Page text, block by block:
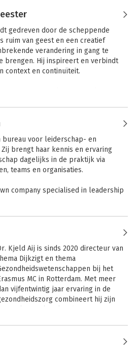
over leiderschap
wegwijzer
Doen we het goed?
gedreven door de scheppende
ruim van geest en een creatief
verandering in gang te
brengen. Hij inspireert en verbindt
context en continuïteit.
zijn werkzaamheden voor de
maatschappelijk veld aan de CBE-
heeft Johan uitgeroepen tot
is Johan verbonden aan het
netwerk van adviseurs op het terrein
bureau voor leiderschap- en
brengt haar kennis en ervaring
dagelijks in de praktijk via
teams en organisaties.
company specialised in leadership
Kjeld Aij is sinds 2020 directeur van
Dijkzigt en thema
bij het
MC in Rotterdam. Met meer
vijfentwintig jaar ervaring in de
combineert hij zijn